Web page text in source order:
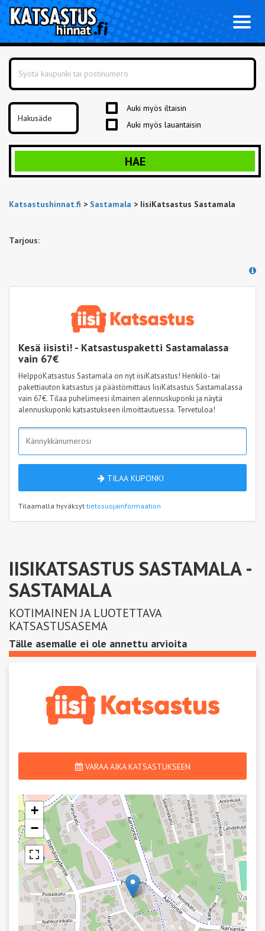
Auki myös iltaisin
Auki myös lauantaisin
HAE
Katsastushinnat.fi > Sastamala > IisiKatsastus Sastamala
Tarjous:
Kesä iisisti! - Katsastuspaketti Sastamalassa
vain 67€
HelppoKatsastus Sastamala on nyt iisiKatsastus! Henkilö- tai
pakettiauton katsastus ja päästömittaus IisiKatsastus Sastamalassa
vain 67€. Tilaa puhelimeesi ilmainen alennuskuponki ja näytä
alennuskuponki katsastukseen ilmoittautuessa. Tervetuloa!
TILAA KUPONKI
Tilaamalla hyväksyt tietosuojainformaation
IISIKATSASTUS SASTAMALA-
SASTAMALA
KOTIMAINEN JA LUOTETTAVA
KATSASTUSASEMA
Tälle asemalle ei ole annettu arvioita
VARAA AIKA KATSASTUKSEEN
+
−